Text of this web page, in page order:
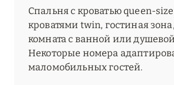
Спальня с кроватью queen-
кроватями twin, гостиная
комната с ванной или
Некоторые номера
маломобильных гостей.